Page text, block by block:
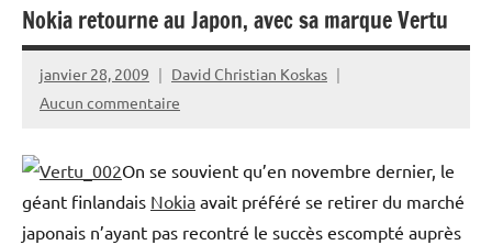
Nokia retourne au Japon, avec sa marque Vertu
janvier 28, 2009
David Christian Koskas
Aucun commentaire
On se souvient qu’en novembre dernier, le
géant finlandais Nokia avait préféré se retirer du marché
japonais n’ayant pas recontré le succès escompté auprès